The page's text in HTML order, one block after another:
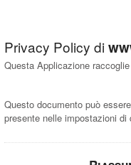
Privacy Policy di
Questa Applicazione
Questo documento può
presente nelle impostazioni di